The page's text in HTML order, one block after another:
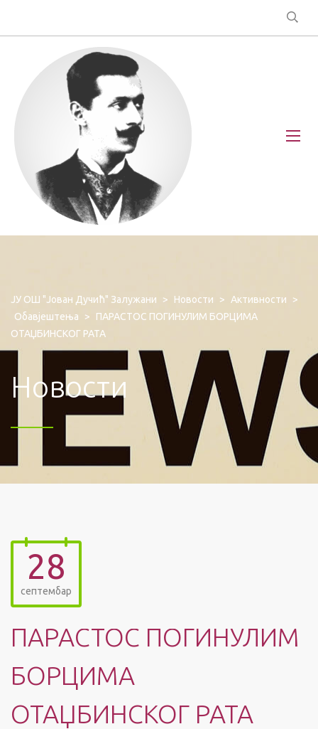
ЈУ ОШ "Јован Дучић" Залужани > Новости > Активности
>
Обавјештења
>
ПАРАСТОС ПОГИНУЛИМ БОРЦИМА
ОТАЏБИНСКОГ РАТА
Новости
28
септембар
ПАРАСТОС ПОГИНУЛИМ
БОРЦИМА
ОТАЏБИНСКОГ РАТА